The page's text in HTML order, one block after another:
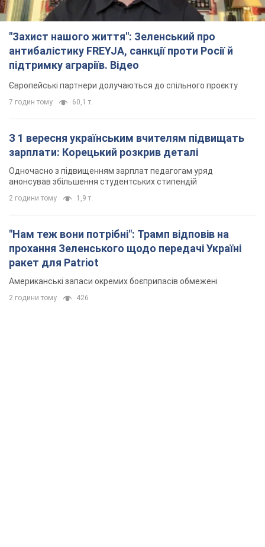
"Захист нашого життя": Зеленський про
антибалістику FREYJA, санкції проти Росії й
підтримку аграріїв. Відео
Європейські партнери долучаються до спільного проєкту
7 годин тому 60,1 т.
З 1 вересня українським вчителям підвищать
зарплати: Корецький розкрив деталі
Одночасно з підвищенням зарплат педагогам уряд
анонсував збільшення студентських стипендій
2 години тому 1,9 т.
"Нам теж вони потрібні": Трамп відповів на
прохання Зеленського щодо передачі Україні
ракет для Patriot
Американські запаси окремих боєприпасів обмежені
2 години тому 426